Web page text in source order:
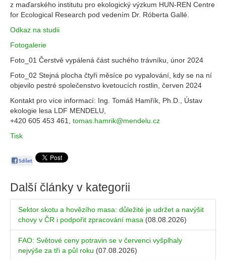
z maďarského institutu pro ekologický výzkum HUN-REN Centre
for Ecological Research pod vedením Dr. Róberta Gallé.
Odkaz na studii
Fotogalerie
Foto_01 Čerstvě vypálená část suchého trávníku, únor 2024
Foto_02 Stejná plocha čtyři měsíce po vypalování, kdy se na ní
objevilo pestré společenstvo kvetoucích rostlin, červen 2024
Kontakt pro více informací: Ing. Tomáš Hamřík, Ph.D., Ústav
ekologie lesa LDF MENDELU,
+420 605 453 461, tomas.hamrik@mendelu.cz
Tisk
Další články v kategorii
Sektor skotu a hovězího masa: důležité je udržet a navýšit
chovy v ČR i podpořit zpracování masa (08.08.2026)
FAO: Světové ceny potravin se v červenci vyšplhaly
nejvýše za tři a půl roku (07.08.2026)